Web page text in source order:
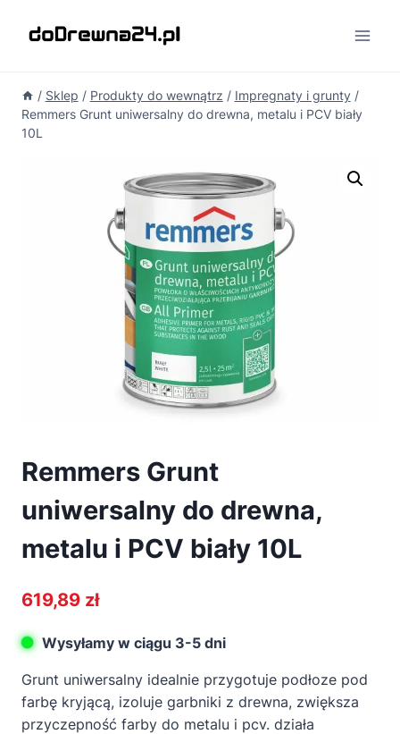
/ Sklep / Produkty do wewnątrz / Impregnaty i grunty /
Remmers Grunt uniwersalny do drewna, metalu i PCV biały
10L
Remmers Grunt
uniwersalny do drewna,
metalu i PCV biały 10L
619,89 zł
Wysyłamy w ciągu 3-5 dni
Grunt uniwersalny idealnie przygotuje podłoze pod
farbę kryjącą, izoluje garbniki z drewna, zwiększa
przyczepność farby do metalu i pcv. działa